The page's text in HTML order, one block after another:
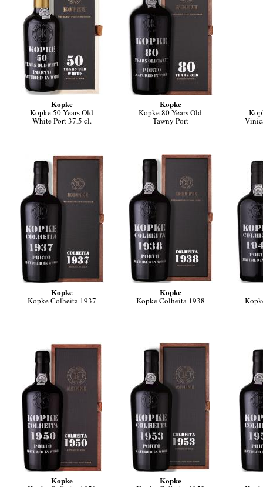
Kopke
Kopke 50 Years Old
White Port 37,5 cl.
Kopke
Kopke 80 Years Old
Tawny Port
Kopke
Kopke Colheita 1937
Kopke
Kopke Colheita 1938
Kopke Kopke